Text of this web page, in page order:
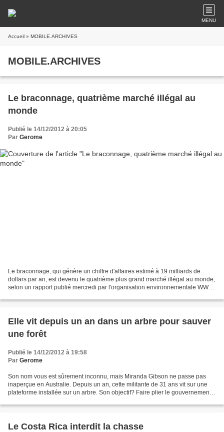
MENU
Accueil » MOBILE.ARCHIVES
MOBILE.ARCHIVES
Le braconnage, quatrième marché illégal au
monde
Publié le 14/12/2012 à 20:05
Par Gerome
Le braconnage, qui génère un chiffre d'affaires estimé à 19 milliards de
dollars par an, est devenu le quatrième plus grand marché illégal au monde,
selon un rapport publié mercredi par l'organisation environnementale WWF.
Elle vit depuis un an dans un arbre pour sauver
une forêt
Publié le 14/12/2012 à 19:58
Par Gerome
Son nom vous est sûrement inconnu, mais Miranda Gibson ne passe pas
inaperçue en Australie. Depuis un an, cette militante de 31 ans vit sur une
plateforme installée sur un arbre. Son objectif? Faire plier le gouvernement
Le Costa Rica interdit la chasse